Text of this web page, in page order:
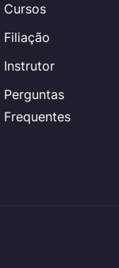
Cursos
Filiação
Instrutor
Perguntas
Frequentes